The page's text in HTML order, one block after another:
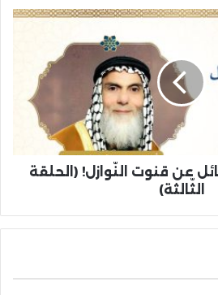
عن قنوت النّوازل! (الحلقة
الثّالثة)